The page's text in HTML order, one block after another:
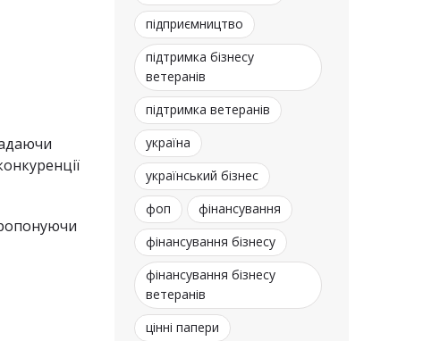
підприємництво
підтримка бізнесу
ветеранів
підтримка ветеранів
україна
український бізнес
фоп
фінансування
фінансування бізнесу
фінансування бізнесу
ветеранів
цінні папери